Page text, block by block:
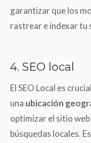
garantizar que los
rastrear e indexar tu
4. SEO local
El SEO Local es
una ubicación
optimizar el sitio web
búsquedas locales.